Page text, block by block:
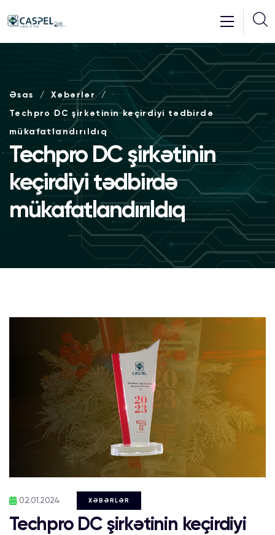
Əsas Xəbərlər
Techpro DC şirkətinin keçirdiyi tədbirdə
mükafatlandırıldıq
Techpro DC şirkətinin
keçirdiyi tədbirdə
mükafatlandırıldıq
02.01.2024 XƏBƏRLƏR
Techpro DC şirkətinin keçirdiyi